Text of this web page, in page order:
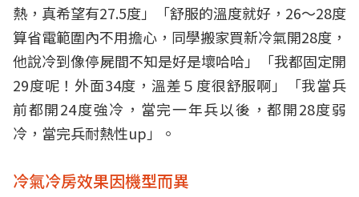
熱，真希望有27.5度」「舒服的溫度就好，26～28度
算省電範圍內不用擔心，同學搬家買新冷氣開28度，
他說冷到像停屍間不知是好是壞哈哈」「我都固定開
29度呢！外面34度，溫差５度很舒服啊」「我當兵
前都開24度強冷，當完一年兵以後，都開28度弱
冷，當完兵耐熱性up」。
冷氣冷房效果因機型而異